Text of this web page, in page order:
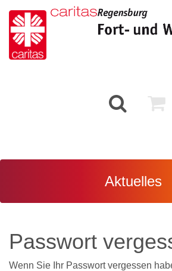
Aktuelles
Passwort
Wenn Sie Ihr Passwort vergessen